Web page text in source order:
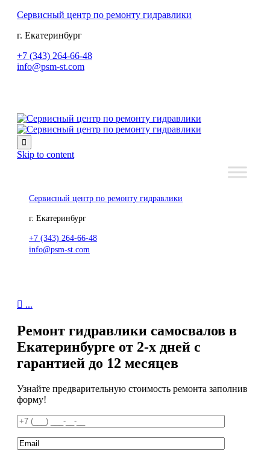
Сервисный центр по ремонту гидравлики
г. Екатеринбург
+7 (343) 264-66-48
info@psm-st.com

Skip to content
Сервисный центр по ремонту гидравлики
г. Екатеринбург
+7 (343) 264-66-48
info@psm-st.com
 ...
Ремонт гидравлики самосвалов в
Екатеринбурге от 2-х дней с
гарантией до 12 месяцев
Узнайте предварительную стоимость ремонта заполнив
форму!